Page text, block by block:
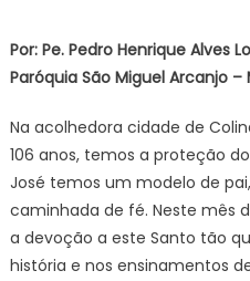
Por: Pe. Pedro Henrique Alves
Paróquia São Miguel Arcanjo –
Na acolhedora cidade de
106 anos, temos a proteção
José temos um modelo de
caminhada de fé. Neste mês
a devoção a este Santo tão
história e nos ensinamentos